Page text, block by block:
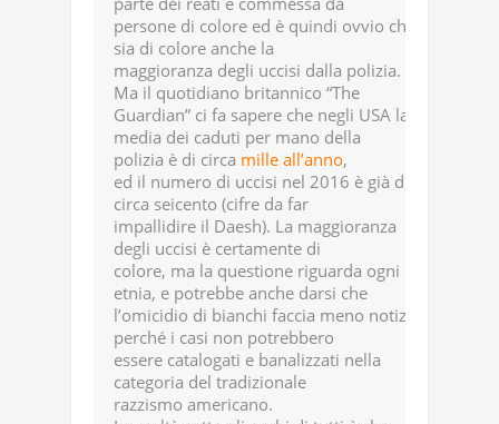
persone di colore ed è quindi ovvio che
sia di colore anche la
maggioranza degli uccisi dalla polizia.
Ma il quotidiano britannico “The
Guardian” ci fa sapere che negli USA la
media dei caduti per mano della
polizia è di circa mille all’anno,
ed il numero di uccisi nel 2016 è già di
circa seicento (cifre da far
impallidire il Daesh). La maggioranza
degli uccisi è certamente di
colore, ma la questione riguarda ogni
etnia, e potrebbe anche darsi che
l’omicidio di bianchi faccia meno notizia
perché i casi non potrebbero
essere catalogati e banalizzati nella
categoria del tradizionale
razzismo americano.